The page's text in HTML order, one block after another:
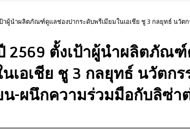
ป้าผู้นำผลิตภัณฑ์ดูแลช่องปากระดับพรีเมียมในเอเชีย ชู 3 กลยุทธ์ นวัต
2569 ตั้งเป้าผู้นำผลิตภัณ
เอเชีย ชู 3 กลยุทธ์ นวัตกร
-ผนึกความร่วมมือกับลิซ่า